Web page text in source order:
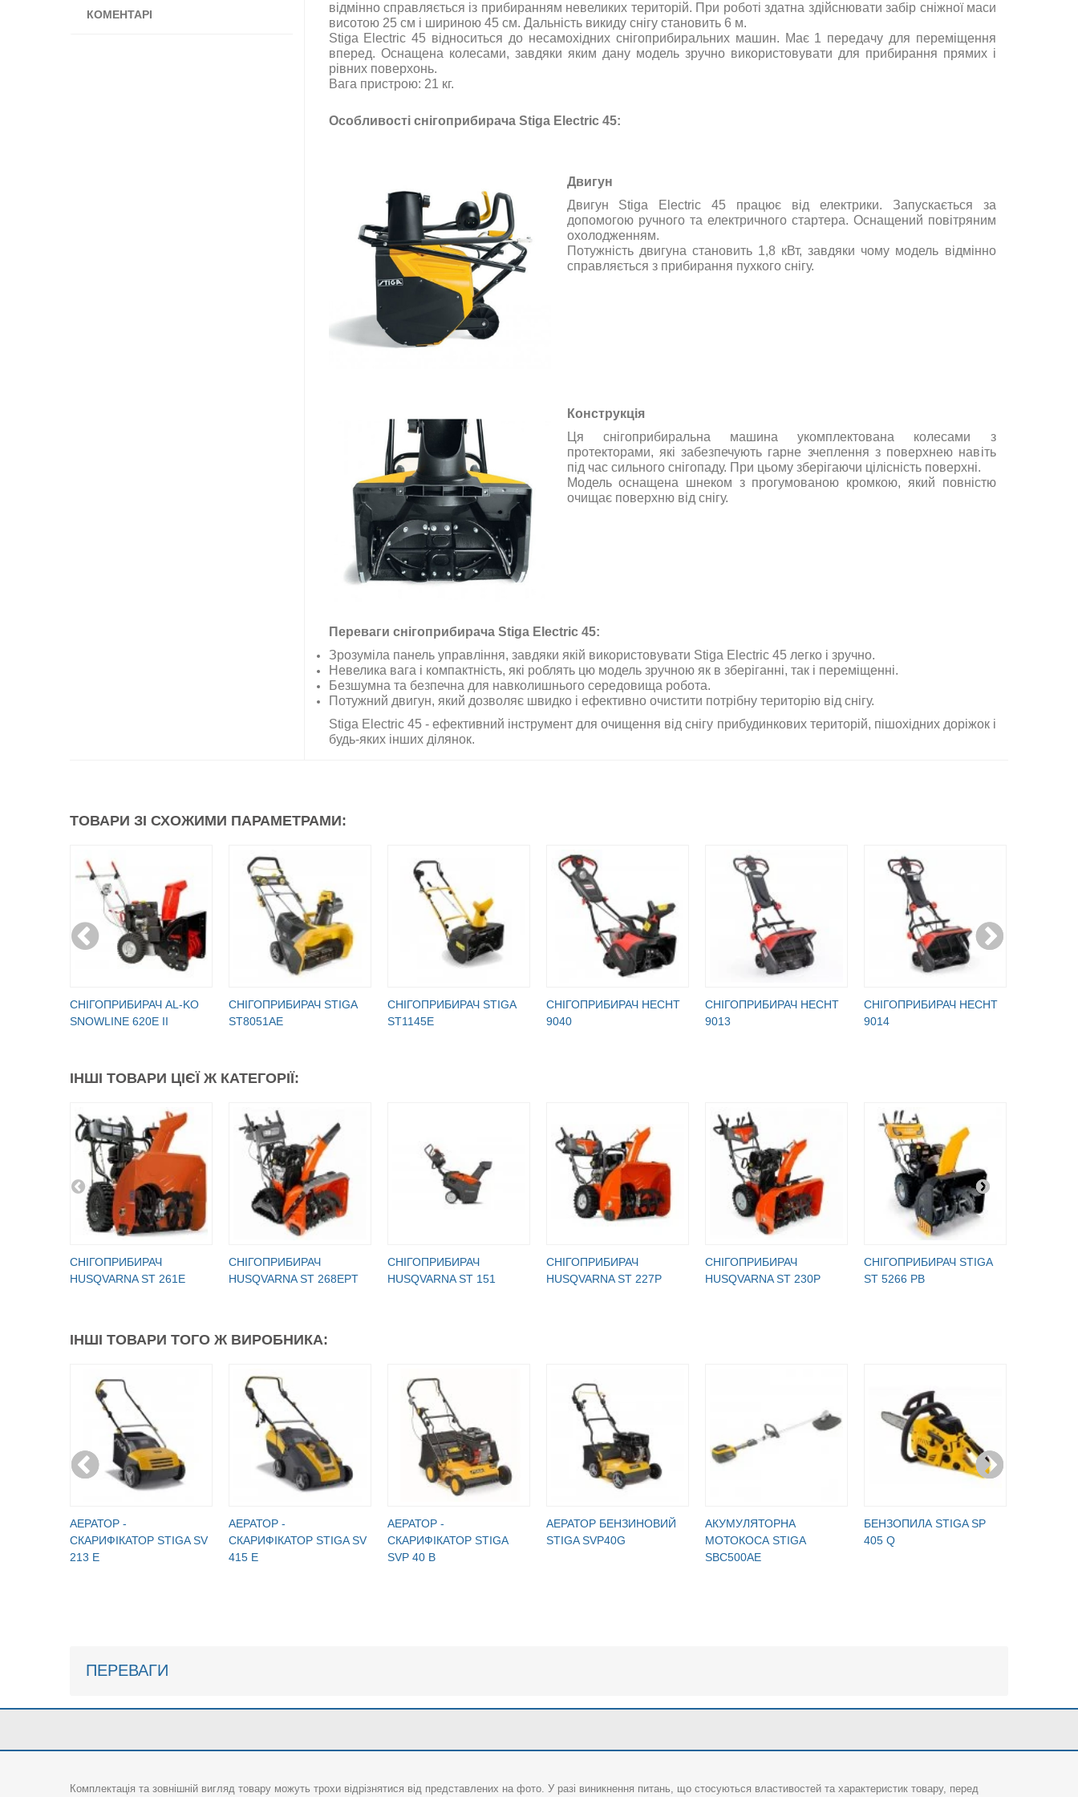
КОМЕНТАРІ
відмінно справляється із прибиранням невеликих територій. При роботі здатна здійснювати забір сніжної маси
висотою 25 см і шириною 45 см. Дальність викиду снігу становить 6 м.
Stiga Electric 45 відноситься до несамохідних снігоприбиральних машин. Має 1 передачу для переміщення
вперед. Оснащена колесами, завдяки яким дану модель зручно використовувати для прибирання прямих і
рівних поверхонь.
Вага пристрою: 21 кг.
Особливості снігоприбирача Stiga Electric 45:
Двигун
Двигун Stiga Electric 45 працює від електрики. Запускається за
допомогою ручного та електричного стартера. Оснащений повітряним
охолодженням.
Потужність двигуна становить 1,8 кВт, завдяки чому модель відмінно
справляється з прибирання пухкого снігу.
Конструкція
Ця снігоприбиральна машина укомплектована колесами з
протекторами, які забезпечують гарне зчеплення з поверхнею навіть
під час сильного снігопаду. При цьому зберігаючи цілісність поверхні.
Модель оснащена шнеком з прогумованою кромкою, який повністю
очищає поверхню від снігу.
Переваги снігоприбирача Stiga Electric 45:
Зрозуміла панель управління, завдяки якій використовувати Stiga Electric 45 легко і зручно.
Невелика вага і компактність, які роблять цю модель зручною як в зберіганні, так і переміщенні.
Безшумна та безпечна для навколишнього середовища робота.
Потужний двигун, який дозволяє швидко і ефективно очистити потрібну територію від снігу.
Stiga Electric 45 - ефективний інструмент для очищення від снігу прибудинкових територій, пішохідних доріжок і
будь-яких інших ділянок.
ТОВАРИ ЗІ СХОЖИМИ ПАРАМЕТРАМИ:
СНІГОПРИБИРАЧ AL-KO
SNOWLINE 620E II
СНІГОПРИБИРАЧ STIGA
ST8051AE
СНІГОПРИБИРАЧ STIGA
ST1145E
СНІГОПРИБИРАЧ HECHT
9040
СНІГОПРИБИРАЧ HECHT
9013
СНІГОПРИБИРАЧ HECHT
9014
ІНШІ ТОВАРИ ЦІЄЇ Ж КАТЕГОРІЇ:
СНІГОПРИБИРАЧ
HUSQVARNA ST 261E
СНІГОПРИБИРАЧ
HUSQVARNA ST 268EPT
СНІГОПРИБИРАЧ
HUSQVARNA ST 151
СНІГОПРИБИРАЧ
HUSQVARNA ST 227P
СНІГОПРИБИРАЧ
HUSQVARNA ST 230P
СНІГОПРИБИРАЧ STIGA
ST 5266 PB
ІНШІ ТОВАРИ ТОГО Ж ВИРОБНИКА:
АЕРАТОР -
СКАРИФІКАТОР STIGA SV
213 E
АЕРАТОР -
СКАРИФІКАТОР STIGA SV
415 E
АЕРАТОР -
СКАРИФІКАТОР STIGA
SVP 40 B
АЕРАТОР БЕНЗИНОВИЙ
STIGA SVP40G
АКУМУЛЯТОРНА
МОТОКОСА STIGA
SBC500AE
БЕНЗОПИЛА STIGA SP
405 Q
ПЕРЕВАГИ
Комплектація та зовнішній вигляд товару можуть трохи відрізнятися від представлених на фото. У разі виникнення питань, що стосуються властивостей та характеристик товару, перед